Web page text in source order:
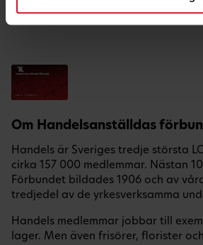
Om Handelsanställdas
Handels är Sveriges tredje största
cirka 157 000 medlemmar. Nästan
Förbundet bildades 1906 och av
tredjedel av de yrkesverksamma
Handels medlemmar jobbar till
lager. Men även frisörer, florister